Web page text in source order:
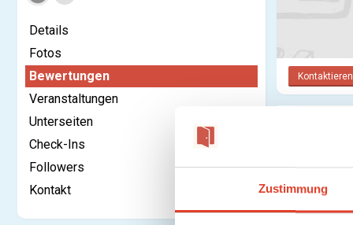
Zustimmung
Details
Fotos
Bewertungen
Veranstaltungen
Unterseiten
Check-Ins
Followers
Kontakt
Kontaktieren